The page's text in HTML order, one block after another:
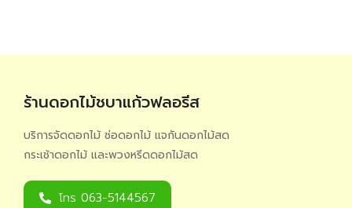
ร้านดอกไม้ชบาแก้วฟลอรีส
บริการจัดดอกไม้ ช่อดอกไม้ แจกันดอกไม้สด
กระเช้าดอกไม้ และพวงหรีดดอกไม้สด
โทร 063-5144567